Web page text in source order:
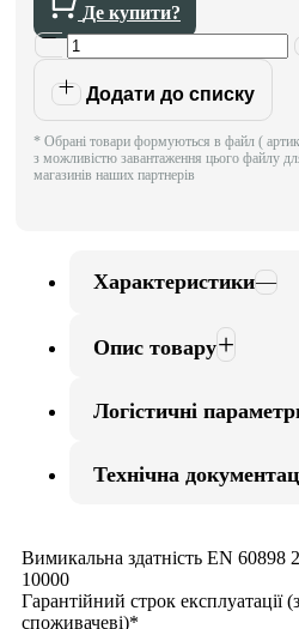
Де купити?
Додати до списку
* Обрані товари формуються в файл (
з можливістю завантаження цього файлу
магазинів наших партнерів
Характеристики
Опис товару
Логістичні
Технічна
Вимикальна здатність EN 60898
10000
Гарантійний строк експлуатації
споживачеві)*